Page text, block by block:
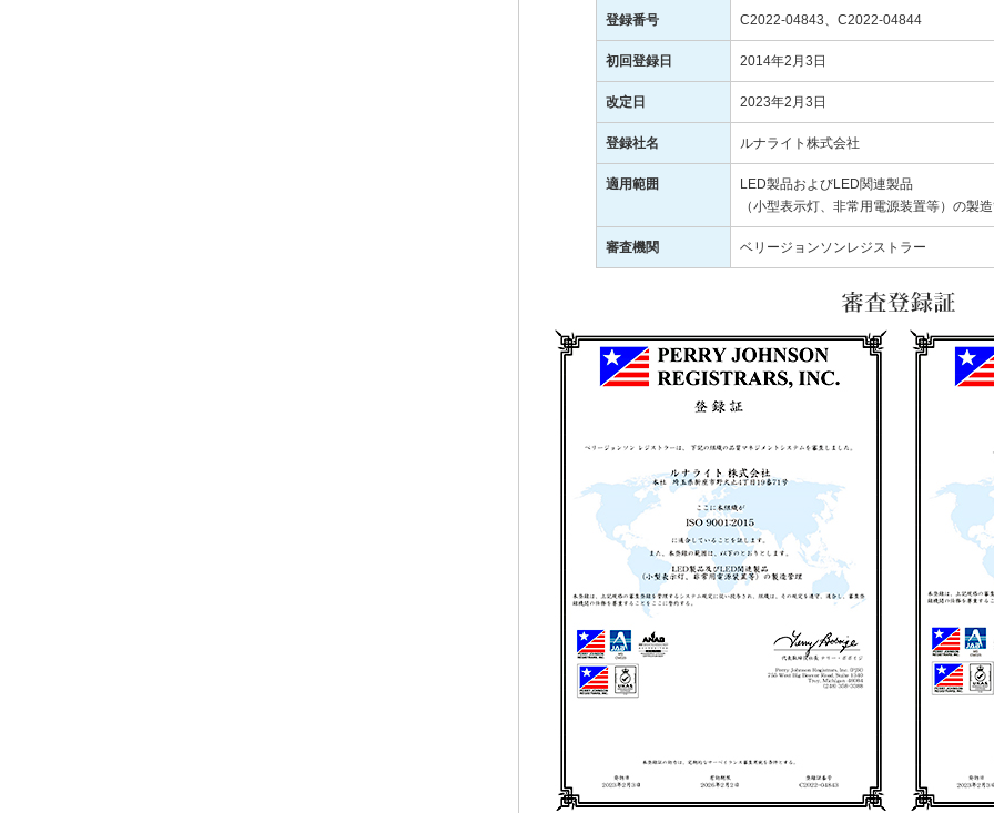
登録番号 C2022-04843、C2022-04844
初回登録日 2014年2月3日
改定日 2023年2月3日
登録社名 ルナライト株式会社
適用範囲
LED製品およびLED関連製品
（小型表示灯、非常用電源装置等）の製
審査機関 ベリージョンソンレジストラー